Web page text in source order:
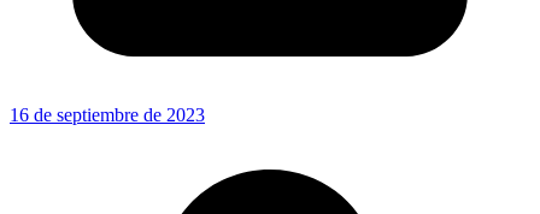
16 de septiembre de 2023